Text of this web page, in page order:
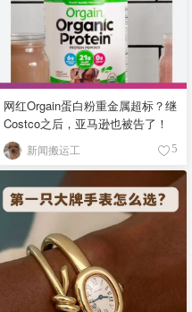
网红Orgain蛋白粉重金属超标？继
Costco之后，亚马逊也被告了！
新闻搬运工 5